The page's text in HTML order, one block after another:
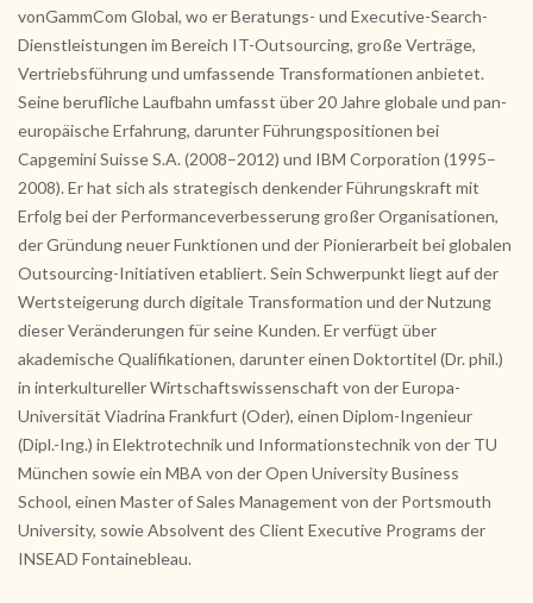
vonGammCom Global, wo er Beratungs- und Executive-Search-
Dienstleistungen im Bereich IT-Outsourcing, große Verträge,
Vertriebsführung und umfassende Transformationen anbietet.
Seine berufliche Laufbahn umfasst über 20 Jahre globale und pan-
europäische Erfahrung, darunter Führungspositionen bei
Capgemini Suisse S.A. (2008–2012) und IBM Corporation (1995–
2008). Er hat sich als strategisch denkender Führungskraft mit
Erfolg bei der Performanceverbesserung großer Organisationen,
der Gründung neuer Funktionen und der Pionierarbeit bei globalen
Outsourcing-Initiativen etabliert. Sein Schwerpunkt liegt auf der
Wertsteigerung durch digitale Transformation und der Nutzung
dieser Veränderungen für seine Kunden. Er verfügt über
akademische Qualifikationen, darunter einen Doktortitel (Dr. phil.)
in interkultureller Wirtschaftswissenschaft von der Europa-
Universität Viadrina Frankfurt (Oder), einen Diplom-Ingenieur
(Dipl.-Ing.) in Elektrotechnik und Informationstechnik von der TU
München sowie ein MBA von der Open University Business
School, einen Master of Sales Management von der Portsmouth
University, sowie Absolvent des Client Executive Programs der
INSEAD Fontainebleau.